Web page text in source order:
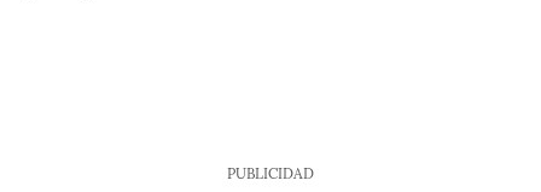
PUBLICIDAD